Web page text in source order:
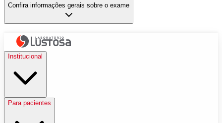
Confira informações gerais sobre o exame
Institucional
Para pacientes